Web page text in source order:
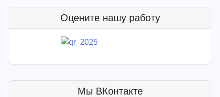
Оцените нашу работу
Мы ВКонтакте